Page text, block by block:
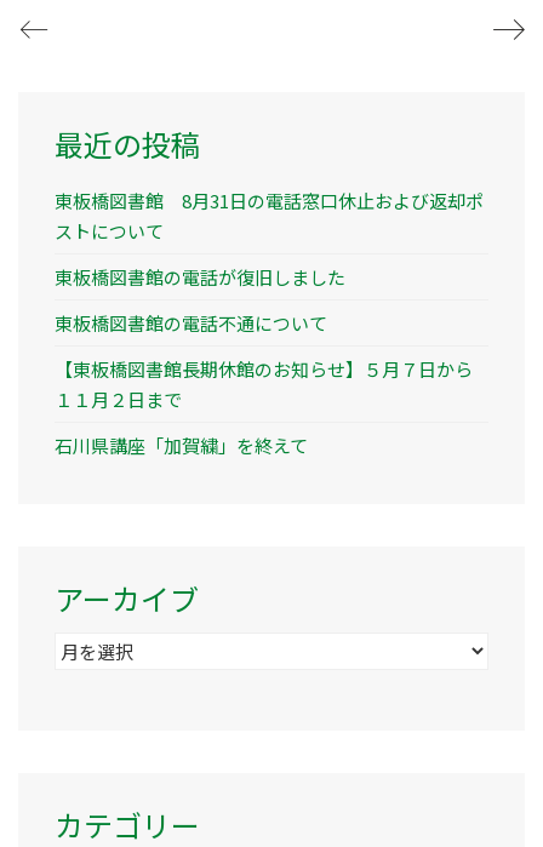
最近の投稿
東板橋図書館 8月31日の電話窓口休止および返却ポ
ストについて
東板橋図書館の電話が復旧しました
東板橋図書館の電話不通について
【東板橋図書館長期休館のお知らせ】５月７日から
１１月２日まで
石川県講座「加賀繍」を終えて
アーカイブ
ア
カテゴリー